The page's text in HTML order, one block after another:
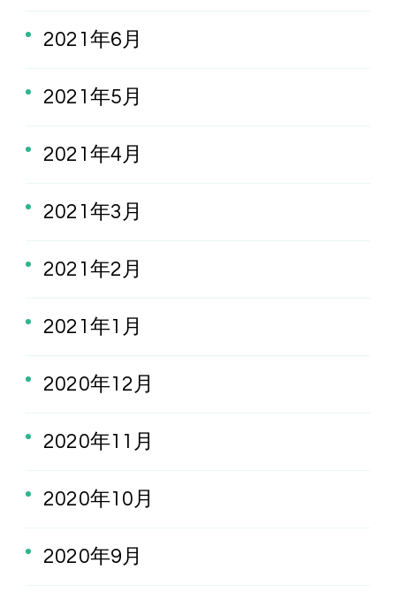
2021年6月
2021年5月
2021年4月
2021年3月
2021年2月
2021年1月
2020年12月
2020年11月
2020年10月
2020年9月